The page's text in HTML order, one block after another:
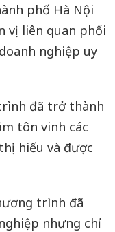
phố Hà Nội
vị liên quan phối
nghiệp uy
đã trở thành
tôn vinh các
hiếu và được
trình đã
nhưng chỉ